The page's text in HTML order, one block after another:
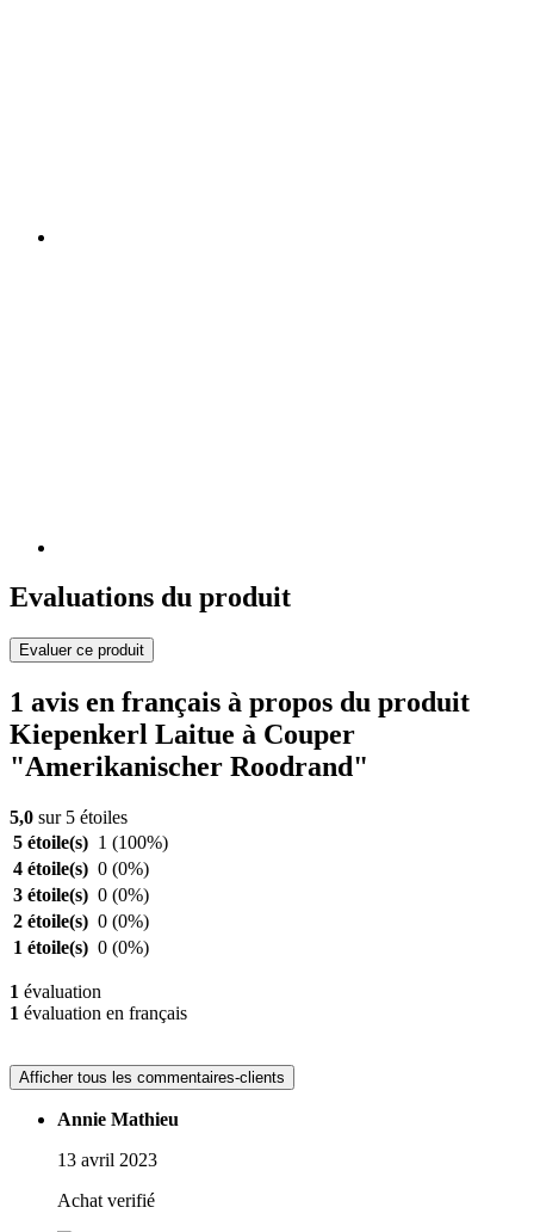
Evaluations du produit
Evaluer ce produit
1 avis en français à propos du produit
Kiepenkerl Laitue à Couper
"Amerikanischer Roodrand"
5,0 sur 5 étoiles
5 étoile(s) 1 (100%)
4 étoile(s) 0 (0%)
3 étoile(s) 0 (0%)
2 étoile(s) 0 (0%)
1 étoile(s) 0 (0%)
1 évaluation
1 évaluation en français
Afficher tous les commentaires-clients
Annie Mathieu
13 avril 2023
Achat verifié